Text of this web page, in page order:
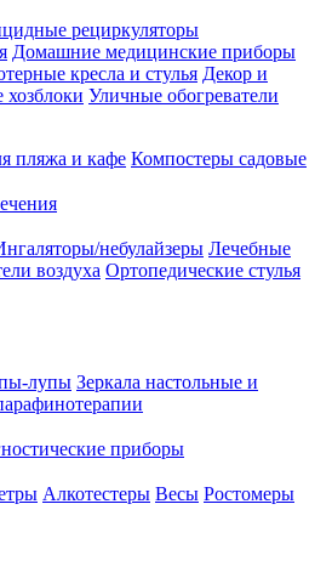
рециркуляторы
Домашние медицинские приборы
кресла и стулья Декор и
хозблоки Уличные обогреватели
пляжа и кафе Компостеры садовые
небулайзеры Лечебные
воздуха Ортопедические стулья
лупы Зеркала настольные и
приборы
Алкотестеры Весы Ростомеры